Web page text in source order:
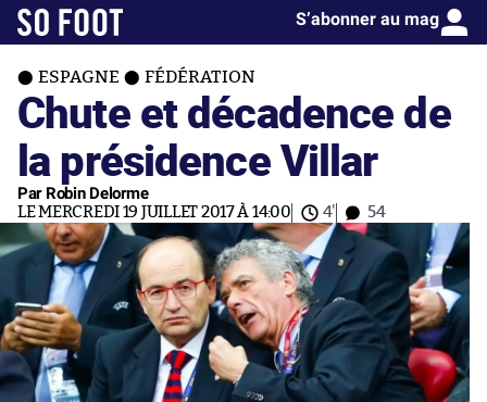
S’abonner au mag
ESPAGNE FÉDÉRATION
Chute et décadence de
la présidence Villar
Par Robin Delorme
LE MERCREDI 19 JUILLET 2017 À 14:00 4' 54